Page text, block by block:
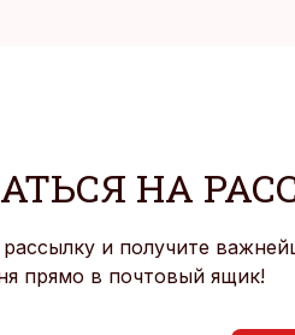
НА
и получите
прямо в почтовый ящик!